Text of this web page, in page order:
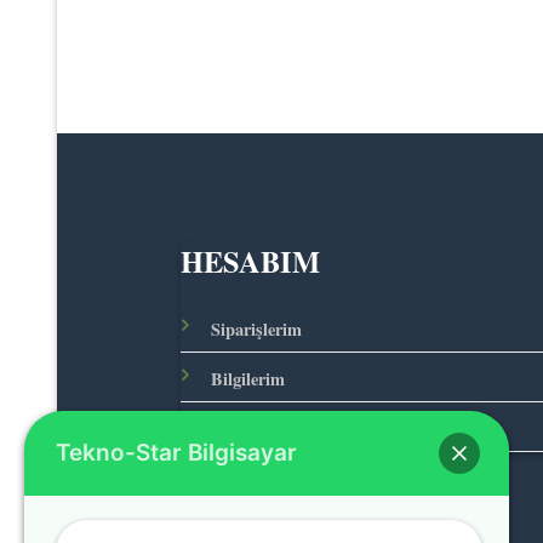
HESABIM
Siparişlerim
Bilgilerim
Tekno-Star Bilgisayar